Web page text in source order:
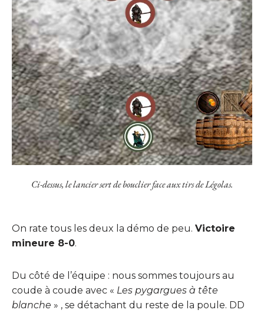
Ci-dessus, le lancier sert de bouclier face aux tirs de Légolas.
On rate tous les deux la démo de peu. Victoire
mineure 8-0.
Du côté de l’équipe : nous sommes toujours au
coude à coude avec « Les pygargues à tête
blanche » , se détachant du reste de la poule. DD